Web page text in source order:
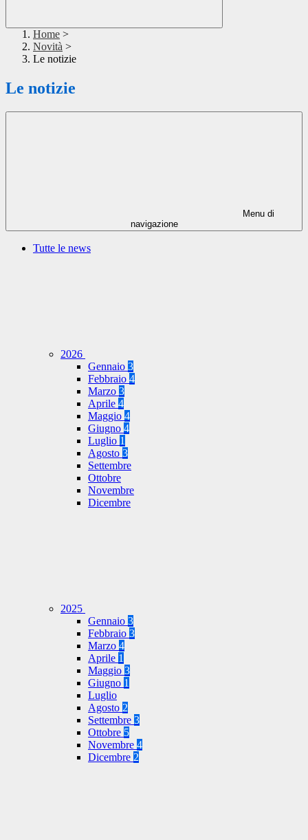
Home >
Novità >
Le notizie
Le notizie
Menu di
navigazione
Tutte le news
2026
Gennaio 3
Febbraio 4
Marzo 3
Aprile 4
Maggio 4
Giugno 4
Luglio 1
Agosto 3
Settembre
Ottobre
Novembre
Dicembre
2025
Gennaio 3
Febbraio 3
Marzo 4
Aprile 1
Maggio 3
Giugno 1
Luglio
Agosto 2
Settembre 3
Ottobre 5
Novembre 4
Dicembre 2